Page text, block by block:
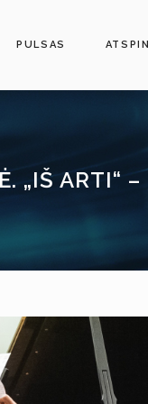
PULSAS
„IŠ ARTI“